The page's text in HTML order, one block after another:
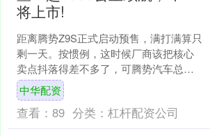
将上市!
距离腾势Z9S正式启动预售，满打满算只
剩一天。按惯例，这时候厂商该把核心
卖点抖落得差不多了，可腾势汽车总经
理李慧偏在这节骨眼上又扔出一颗“烟雾
弹”——新车确认搭....
中华配资
查看： 89 分类： 杠杆配资公司